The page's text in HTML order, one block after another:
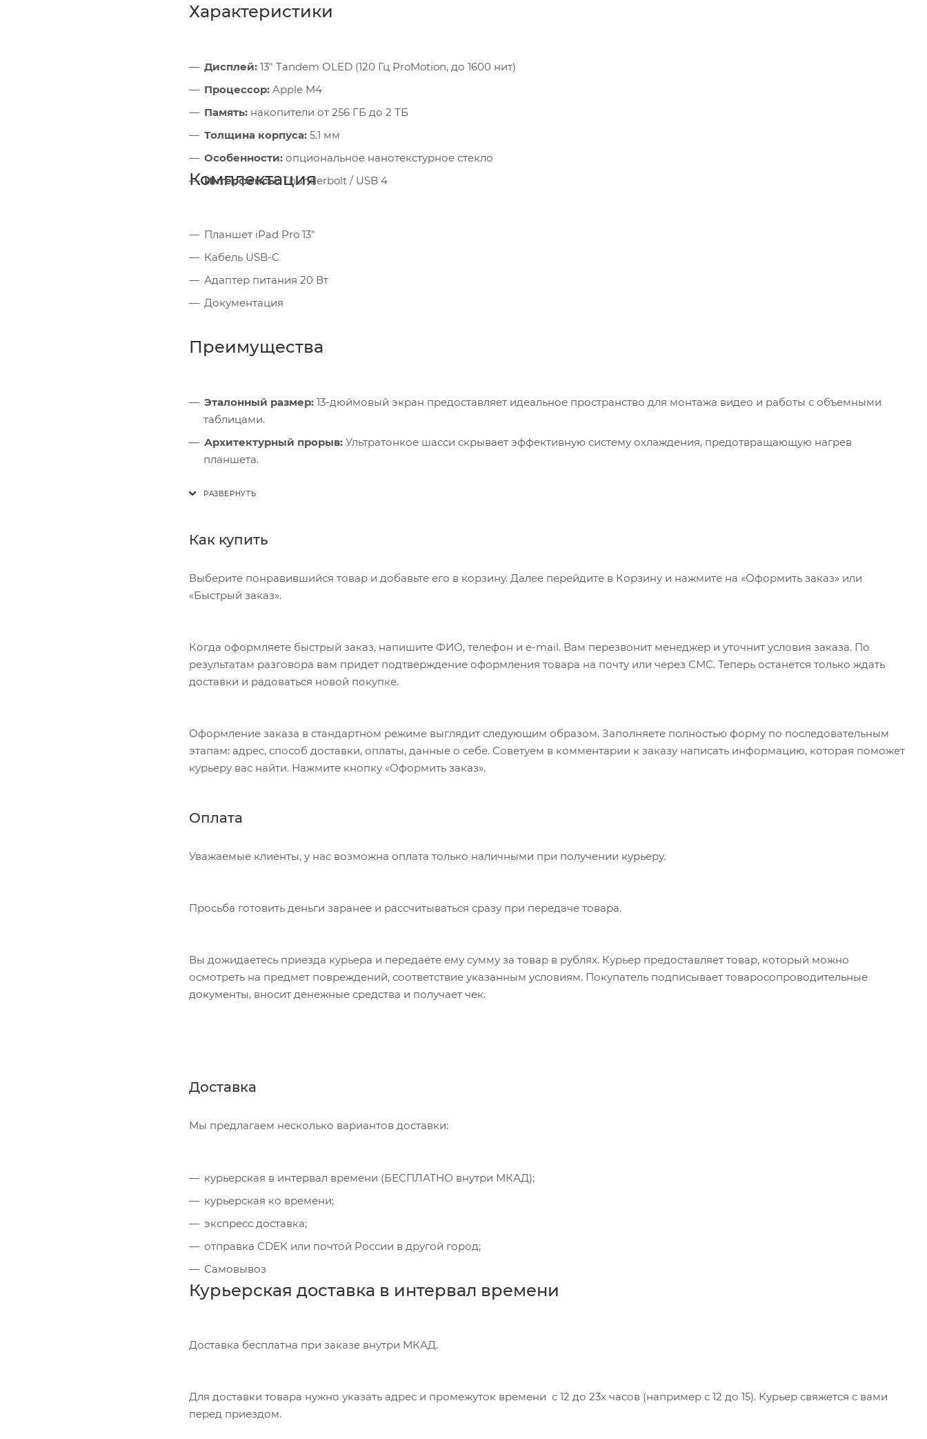
Характеристики
Дисплей: 13" Tandem OLED (120 Гц ProMotion, до 1600 нит)
Процессор: Apple M4
Память: накопители от 256 ГБ до 2 ТБ
Толщина корпуса: 5.1 мм
Особенности: опциональное нанотекстурное стекло
Интерфейсы:Thunderbolt / USB 4
Комплектация
Планшет iPad Pro 13"
Кабель USB-C
Адаптер питания 20 Вт
Документация
Преимущества
Эталонный размер: 13-дюймовый экран предоставляет идеальное пространство для монтажа видео и работы с объемными
таблицами.
Архитектурный прорыв: Ультратонкое шасси скрывает эффективную систему охлаждения, предотвращающую нагрев
планшета.
небом.
Как купить
Выберите понравившийся товар и добавьте его в корзину. Далее перейдите в Корзину и нажмите на «Оформить заказ» или
«Быстрый заказ».
Когда оформляете быстрый заказ, напишите ФИО, телефон и e-mail. Вам перезвонит менеджер и уточнит условия заказа. По
результатам разговора вам придет подтверждение оформления товара на почту или через СМС. Теперь останется только ждать
доставки и радоваться новой покупке.
Оформление заказа в стандартном режиме выглядит следующим образом. Заполняете полностью форму по последовательным
этапам: адрес, способ доставки, оплаты, данные о себе. Советуем в комментарии к заказу написать информацию, которая поможет
курьеру вас найти. Нажмите кнопку «Оформить заказ».
Оплата
Уважаемые клиенты, у нас возможна оплата только наличными при получении курьеру.
Просьба готовить деньги заранее и рассчитываться сразу при передаче товара.
Вы дожидаетесь приезда курьера и передаёте ему сумму за товар в рублях. Курьер предоставляет товар, который можно
осмотреть на предмет повреждений, соответствие указанным условиям. Покупатель подписывает товаросопроводительные
документы, вносит денежные средства и получает чек.
Доставка
Мы предлагаем несколько вариантов доставки:
курьерская в интервал времени (БЕСПЛАТНО внутри МКАД);
курьерская ко времени;
экспресс доставка;
отправка CDEK или почтой России в другой город;
Самовывоз
Курьерская доставка в интервал времени
Доставка бесплатна при заказе внутри МКАД.
Для доставки товара нужно указать адрес и промежуток времени с 12 до 23х часов (например с 12 до 15). Курьер свяжется с вами
перед приездом.